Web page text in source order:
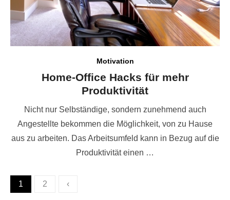
Motivation
Home-Office Hacks für mehr
Produktivität
Nicht nur Selbständige, sondern zunehmend auch
Angestellte bekommen die Möglichkeit, von zu Hause
aus zu arbeiten. Das Arbeitsumfeld kann in Bezug auf die
Produktivität einen …
Seitennummerierung
1 2 ‹